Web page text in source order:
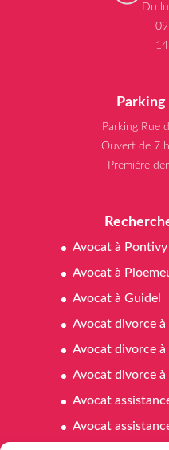
Du
Parking Rue
Ouvert de 7
Première
Avocat à Pontivy
Avocat à
Avocat à Guidel
Avocat divorce
Avocat divorce à
Avocat divorce à
Avocat
Avocat